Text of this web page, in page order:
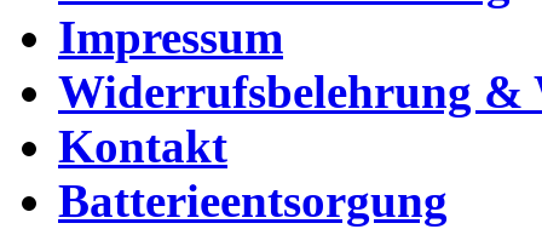
Impressum
Widerrufsbelehrung
Kontakt
Batterieentsorgung